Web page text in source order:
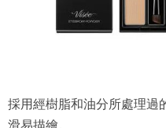
採用經樹脂和油分所處理過
滑易描繪。